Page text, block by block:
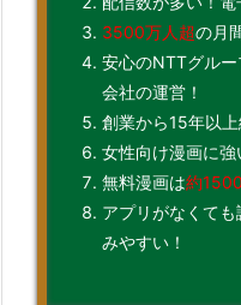
3500万人超の月
安心のNTTグル
会社の運営！
創業から15年以
女性向け漫画に強
無料漫画は約
アプリがなくて
みやすい！